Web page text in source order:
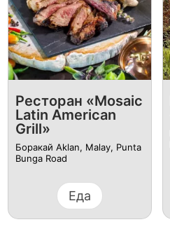
Ресторан «Mosaic
Latin American
Grill»
Боракай Aklan, Malay, Punta
Bunga Road
Еда